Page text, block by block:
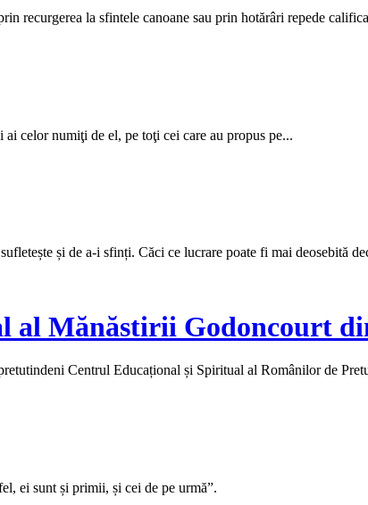
recurgerea la sfintele canoane sau prin hotărâri repede
celor numiţi de el, pe toţi cei care au propus pe...
și de a-i sfinți. Căci ce lucrare poate fi mai deosebită
al Mănăstirii Godoncourt
Centrul Educațional și Spiritual al Românilor de
ei sunt și primii, și cei de pe urmă”.